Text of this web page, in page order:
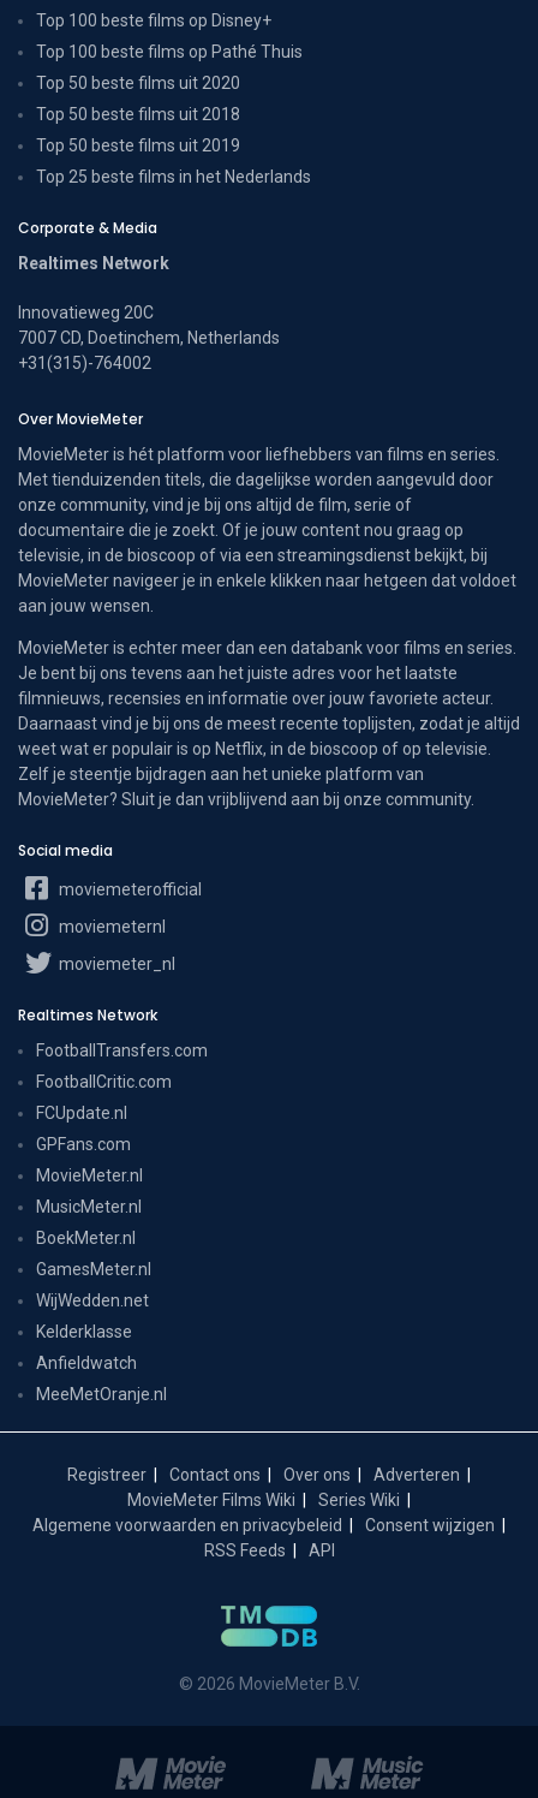
Top 100 beste films op Disney+
Top 100 beste films op Pathé Thuis
Top 50 beste films uit 2020
Top 50 beste films uit 2018
Top 50 beste films uit 2019
Top 25 beste films in het Nederlands
Corporate & Media
Realtimes Network
Innovatieweg 20C
7007 CD, Doetinchem, Netherlands
+31(315)-764002
Over MovieMeter
MovieMeter is hét platform voor liefhebbers van films en series.
Met tienduizenden titels, die dagelijkse worden aangevuld door
onze community, vind je bij ons altijd de film, serie of
documentaire die je zoekt. Of je jouw content nou graag op
televisie, in de bioscoop of via een streamingsdienst bekijkt, bij
MovieMeter navigeer je in enkele klikken naar hetgeen dat voldoet
aan jouw wensen.
MovieMeter is echter meer dan een databank voor films en series.
Je bent bij ons tevens aan het juiste adres voor het laatste
filmnieuws, recensies en informatie over jouw favoriete acteur.
Daarnaast vind je bij ons de meest recente toplijsten, zodat je altijd
weet wat er populair is op Netflix, in de bioscoop of op televisie.
Zelf je steentje bijdragen aan het unieke platform van
MovieMeter? Sluit je dan vrijblijvend aan bij onze community.
Social media
moviemeterofficial
moviemeternl
moviemeter_nl
Realtimes Network
FootballTransfers.com
FootballCritic.com
FCUpdate.nl
GPFans.com
MovieMeter.nl
MusicMeter.nl
BoekMeter.nl
GamesMeter.nl
WijWedden.net
Kelderklasse
Anfieldwatch
MeeMetOranje.nl
Registreer Contact ons Over ons
Adverteren
MovieMeter Films Wiki
Series Wiki
Algemene voorwaarden en privacybeleid
Consent wijzigen
RSS Feeds
API
© 2026 MovieMeter B.V.